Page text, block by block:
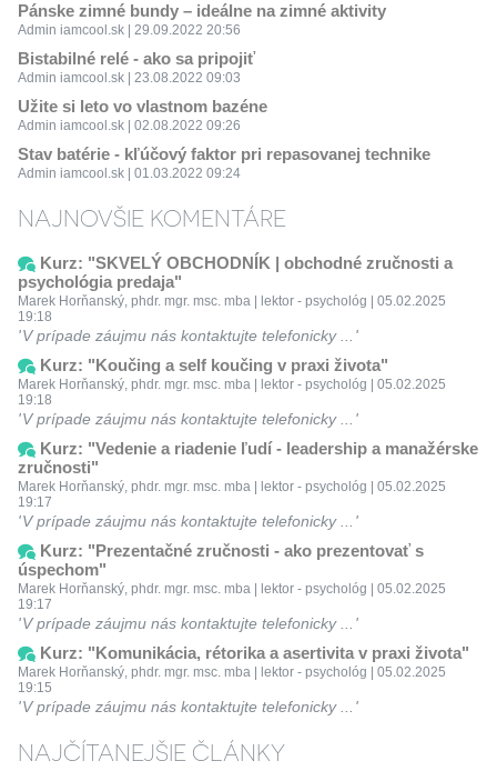
Pánske zimné bundy – ideálne na zimné aktivity
Admin iamcool.sk | 29.09.2022 20:56
Bistabilné relé - ako sa pripojiť
Admin iamcool.sk | 23.08.2022 09:03
Užite si leto vo vlastnom bazéne
Admin iamcool.sk | 02.08.2022 09:26
Stav batérie - kľúčový faktor pri repasovanej technike
Admin iamcool.sk | 01.03.2022 09:24
NAJNOVŠIE KOMENTÁRE
Kurz: "SKVELÝ OBCHODNÍK | obchodné zručnosti a
psychológia predaja"
Marek Horňanský, phdr. mgr. msc. mba | lektor - psychológ | 05.02.2025
19:18
V prípade záujmu nás kontaktujte telefonicky ...
Kurz: "Koučing a self koučing v praxi života"
Marek Horňanský, phdr. mgr. msc. mba | lektor - psychológ | 05.02.2025
19:18
V prípade záujmu nás kontaktujte telefonicky ...
Kurz: "Vedenie a riadenie ľudí - leadership a manažérske
zručnosti"
Marek Horňanský, phdr. mgr. msc. mba | lektor - psychológ | 05.02.2025
19:17
V prípade záujmu nás kontaktujte telefonicky ...
Kurz: "Prezentačné zručnosti - ako prezentovať s
úspechom"
Marek Horňanský, phdr. mgr. msc. mba | lektor - psychológ | 05.02.2025
19:17
V prípade záujmu nás kontaktujte telefonicky ...
Kurz: "Komunikácia, rétorika a asertivita v praxi života"
Marek Horňanský, phdr. mgr. msc. mba | lektor - psychológ | 05.02.2025
19:15
V prípade záujmu nás kontaktujte telefonicky ...
NAJČÍTANEJŠIE ČLÁNKY